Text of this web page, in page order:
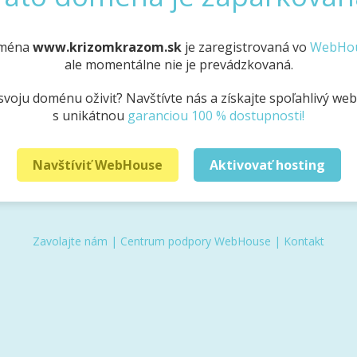
www.krizomkrazom.skje zaregistrovaná vo
ale momentálne nie je prevádzkovaná.
doménu oživiť? Navštívte nás a získajte spoľahlivý
s unikátnou garanciou 100 % dostupnosti!
Navštíviť WebHouse Aktivovať hosting
Zavolajte nám | Centrum podpory WebHouse | Kontakt